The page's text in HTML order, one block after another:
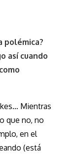
polémica?
así cuando
Mientras
que no, no
en el
(está